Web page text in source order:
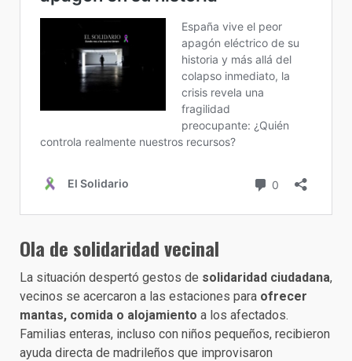
Ola de solidaridad vecinal
La situación despertó gestos de solidaridad ciudadana,
vecinos se acercaron a las estaciones para ofrecer
mantas, comida o alojamiento a los afectados.
Familias enteras, incluso con niños pequeños, recibieron
ayuda directa de madrileños que improvisaron